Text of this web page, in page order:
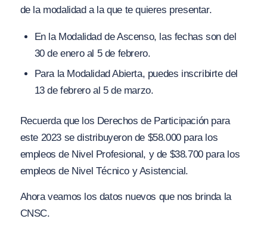
de la modalidad a la que te quieres presentar.
En la Modalidad de Ascenso, las fechas son del
30 de enero al 5 de febrero.
Para la Modalidad Abierta, puedes inscribirte del
13 de febrero al 5 de marzo.
Recuerda que los Derechos de Participación para
este 2023 se distribuyeron de $58.000 para los
empleos de Nivel Profesional, y de $38.700 para los
empleos de Nivel Técnico y Asistencial.
Ahora veamos los datos nuevos que nos brinda la
CNSC.